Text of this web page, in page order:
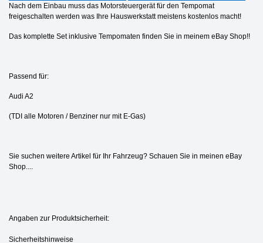
Nach dem Einbau muss das Motorsteuergerät für den Tempomat
freigeschalten werden was Ihre Hauswerkstatt meistens kostenlos macht!
Das komplette Set inklusive Tempomaten finden Sie in meinem eBay Shop!!
Passend für:
Audi A2
(TDI alle Motoren / Benziner nur mit E-Gas)
Sie suchen weitere Artikel für Ihr Fahrzeug? Schauen Sie in meinen eBay
Shop....
Angaben zur Produktsicherheit:
Sicherheitshinweise